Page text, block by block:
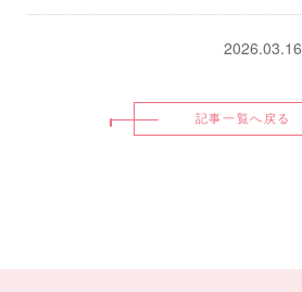
2026.03.16
記事一覧へ戻る